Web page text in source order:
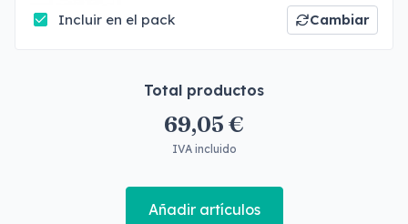
Incluir en el pack Cambiar
Total productos
69,05 €
IVA incluido
Añadir artículos